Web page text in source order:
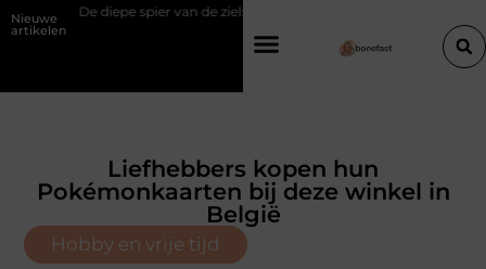
Nieuwe
artikelen
van de ziel: Waarom de psoas reageert op spanning
Liefhebbers kopen hun
Pokémonkaarten bij deze winkel in
België
Hobby en vrije tijd